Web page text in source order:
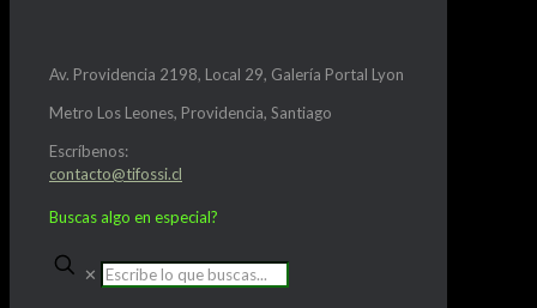
Av. Providencia 2198, Local 29, Galería Portal Lyon
Metro Los Leones, Providencia, Santiago
Escríbenos:
contacto@tifossi.cl
Buscas algo en especial?
✕